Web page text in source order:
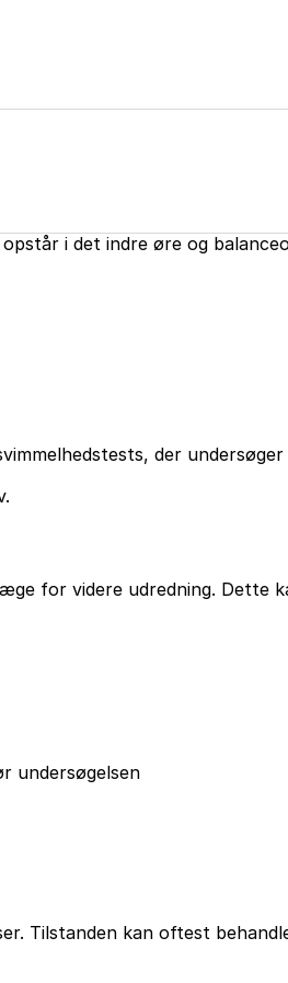
i det indre øre og
der
for videre udredning. Dette
undersøgelsen
Tilstanden kan oftest